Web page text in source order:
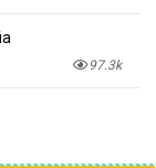
97.3k